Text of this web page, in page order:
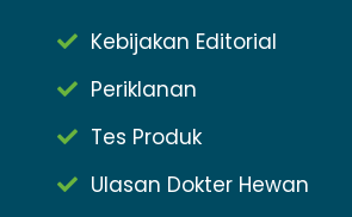
Kebijakan Editorial
Periklanan
Tes Produk
Ulasan Dokter Hewan